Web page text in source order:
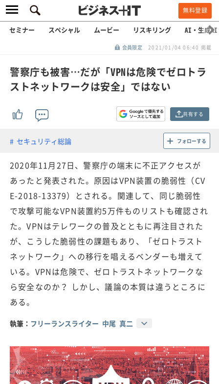
無料登録
セミナー スペシャル ムービー リスキリング AI・生成AI
会員限定 2021/01/04 06:40 掲載
警察庁も被害…だが「VPNは危険でゼロトラ
ストネットワークは安全」ではない
共有する
セキュリティ総論 フォローする
2020年11月27日、警察庁の端末に不正アクセスが
あったと発表された。原因はVPN装置の脆弱性（CV
E-2018-13379）とされる。関連して、同じ脆弱性
で攻撃可能なVPN装置約5万件ものリストも確認され
た。VPNはテレワークの普及とともに再注目された
が、こうした脆弱性の課題もあり、「ゼロトラスト
ネットワーク」への移行を唱えるベンダーも増えて
いる。VPNは危険で、ゼロトラストネットワークな
ら安全なのか？ しかし、議論の本質は違うところに
ある。
執筆： フリーランスライター 中尾 真二